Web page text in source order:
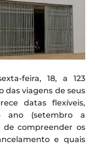
feira, 18, a 123
das viagens de seus
datas flexíveis,
(setembro a
de compreender os
e quais